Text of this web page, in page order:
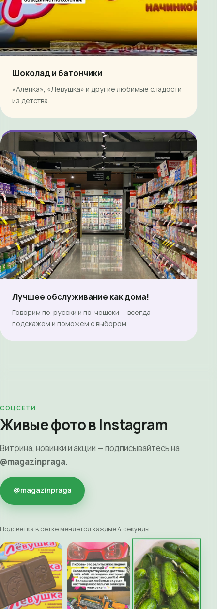
Шоколад и батончики
«Алёнка», «Левушка» и другие любимые сладости
из детства.
Лучшее обслуживание как дома!
Говорим по-русски и по-чешски — всегда
подскажем и поможем с выбором.
СОЦСЕТИ
Живые фото в Instagram
Витрина, новинки и акции — подписывайтесь на
@magazinpraga.
@magazinpraga
Подсветка в сетке меняется каждые 4 секунды